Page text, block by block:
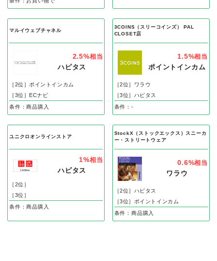
マルイウェブチャネル
2.5%相当
ハピタス
［2位］ポイントインカム
［3位］ECナビ
条件：商品購入
3COINS（スリーコインズ） PAL
CLOSET店
1.5%相当
ポイントインカム
［2位］ワラウ
［3位］ハピタス
条件：-
ユニクロオンラインストア
1%相当
ハピタス
［2位］
［3位］
条件：商品購入
StockX（ストックエックス）スニーカ
ー・ストリートウェア
0.6%相当
ワラウ
［2位］ハピタス
［3位］ポイントインカム
条件：商品購入